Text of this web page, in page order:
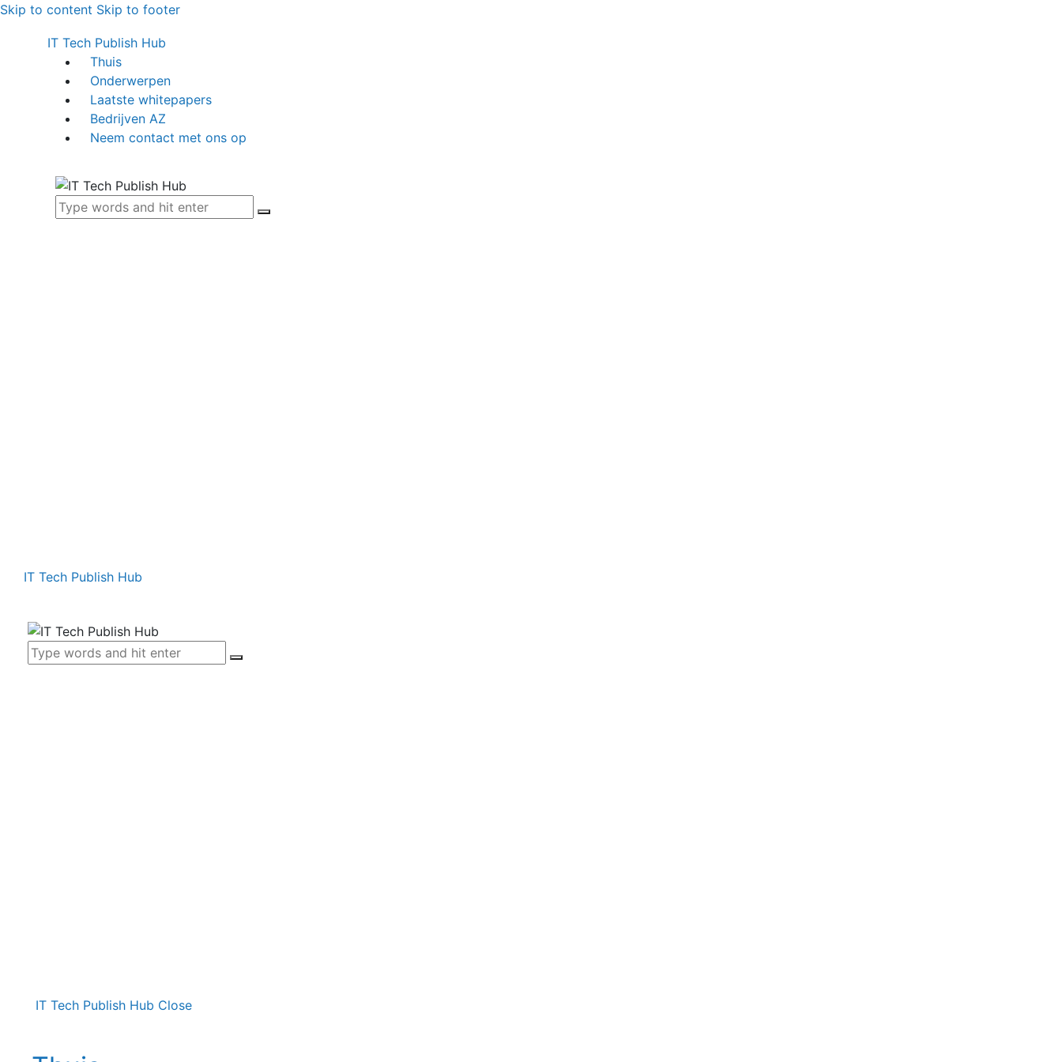
Skip to content Skip to footer
IT Tech Publish Hub
Thuis
Onderwerpen
Laatste whitepapers
Bedrijven AZ
Neem contact met ons op
IT Tech Publish Hub
IT Tech Publish Hub Close